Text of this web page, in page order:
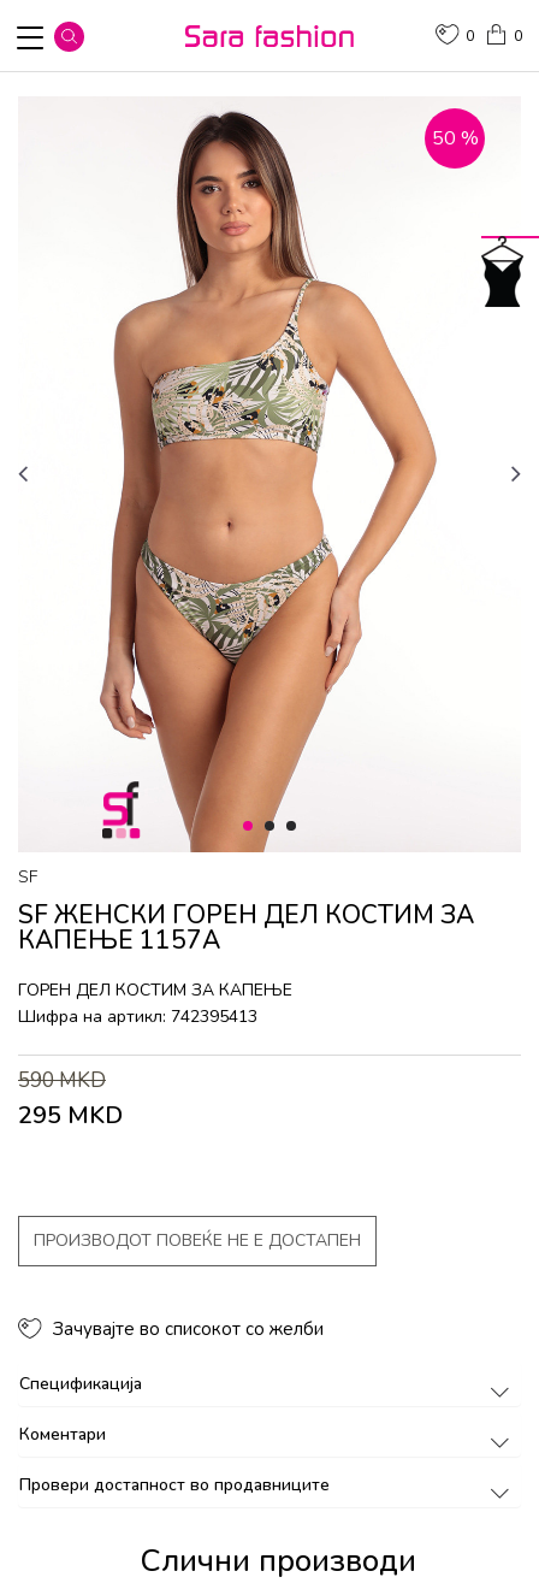
0
0
1 2 3
50 %
SF
SF ЖЕНСКИ ГОРEН ДЕЛ КОСТИМ ЗА
КАПЕЊЕ 1157A
ГОРEН ДЕЛ КОСТИМ ЗА КАПЕЊЕ
Шифра на артикл: 742395413
590MKD
295 MKD
ПРОИЗВОДОТ ПОВЕЌЕ НЕ Е ДОСТАПЕН
Зачувајте во списокот со желби
Спецификација
Коментари
Провери достапност во продавниците
Слични производи